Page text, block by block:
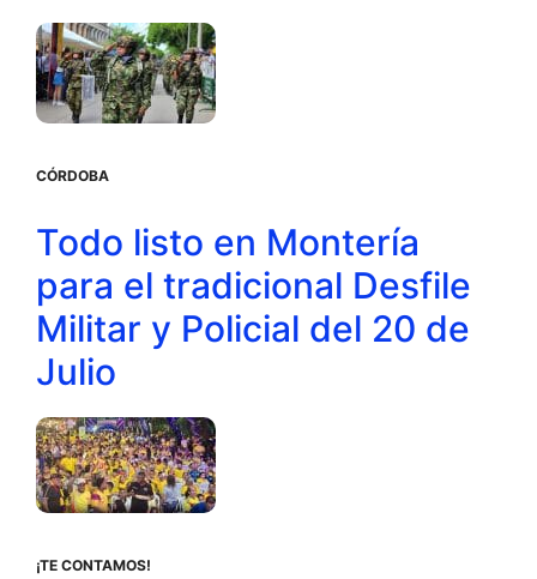
CÓRDOBA
Todo listo en Montería
para el tradicional Desfile
Militar y Policial del 20 de
Julio
¡TE CONTAMOS!